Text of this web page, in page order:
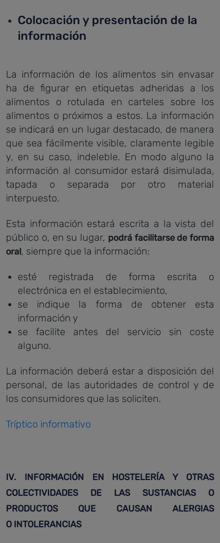
Colocación y presentación de la
información
La información de los alimentos sin envasar
ha de figurar en etiquetas adheridas a los
alimentos o rotulada en carteles sobre los
alimentos o próximos a estos. La información
se indicará en un lugar destacado, de manera
que sea fácilmente visible, claramente legible
y, en su caso, indeleble. En modo alguno la
información al consumidor estará disimulada,
tapada o separada por otro material
interpuesto.
Esta información estará escrita a la vista del
público o, en su lugar, podrá facilitarse de forma
oral, siempre que la información:
esté registrada de forma escrita o
electrónica en el establecimiento,
se indique la forma de obtener esta
información y
se facilite antes del servicio sin coste
alguno.
La información deberá estar a disposición del
personal, de las autoridades de control y de
los consumidores que las soliciten.
Tríptico informativo
IV. INFORMACIÓN EN HOSTELERÍA Y OTRAS
COLECTIVIDADES DE LAS SUSTANCIAS O
PRODUCTOS QUE CAUSAN ALERGIAS
O INTOLERANCIAS